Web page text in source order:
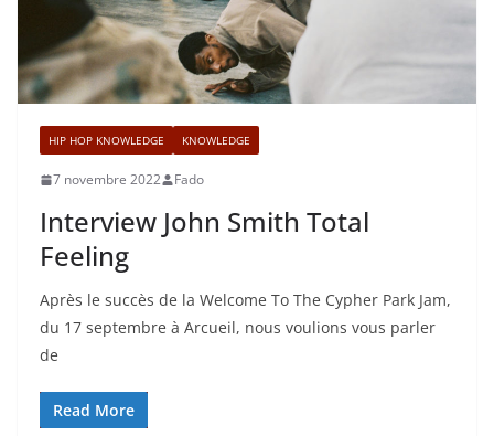
HIP HOP KNOWLEDGE KNOWLEDGE
7 novembre 2022 Fado
Interview John Smith Total
Feeling
Après le succès de la Welcome To The Cypher Park Jam,
du 17 septembre à Arcueil, nous voulions vous parler
de
Read More